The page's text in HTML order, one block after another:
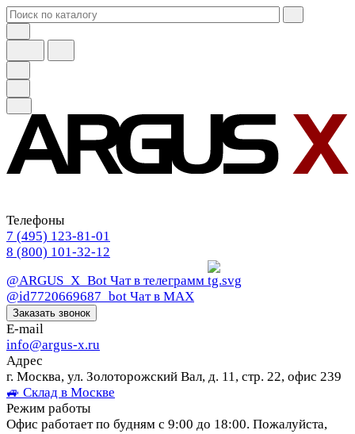
Телефоны
7 (495) 123-81-01
8 (800) 101-32-12
@ARGUS_X_Bot Чат в телеграмм
@id7720669687_bot Чат в МАХ
Заказать звонок
E-mail
info@argus-x.ru
Адрес
г. Москва, ул. Золоторожский Вал, д. 11, стр. 22, офис 239
🚙 Склад в Москве
Режим работы
Офис работает по будням с 9:00 до 18:00. Пожалуйста,